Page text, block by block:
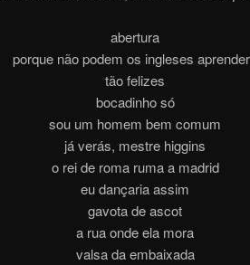
abertura
porque não podem os ingleses
tão felizes
bocadinho só
sou um homem bem comum
já verás, mestre higgins
o rei de roma ruma a madrid
eu dançaria assim
gavota de ascot
a rua onde ela mora
valsa da embaixada